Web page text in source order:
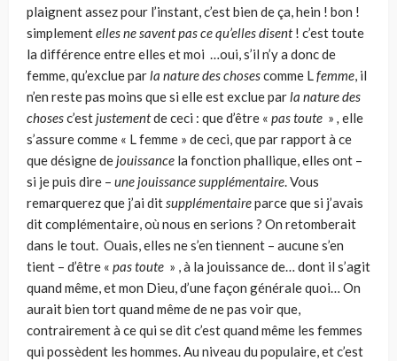
plaignent assez pour l’instant, c’est bien de ça, hein ! bon !
simplementelles ne savent pas ce qu’elles disent! c’est toute
la différence entre elles et moi …oui, s’il n’y a donc de
femme, qu’exclue parla nature des chosescomme Lfemme, il
n’en reste pas moins que si elle est exclue parla nature des
chosesc’estjustementde ceci : que d’être « pas toute » , elle
s’assure comme « L femme » de ceci, que par rapport à ce
que désigne dejouissance la fonction phallique, elles ont –
si je puis dire – une jouissance supplémentaire. Vous
remarquerez que j’ai ditsupplémentaireparce que si j’avais
dit complémentaire, où nous en serions ? On retomberait
dans le tout. Ouais, elles ne s’en tiennent – aucune s’en
tient – d’être « pas toute » , à la jouissance de… dont il s’agit
quand même, et mon Dieu, d’une façon générale quoi… On
aurait bien tort quand même de ne pas voir que,
contrairement à ce qui se dit c’est quand même les femmes
qui possèdent les hommes. Au niveau du populaire, et c’est